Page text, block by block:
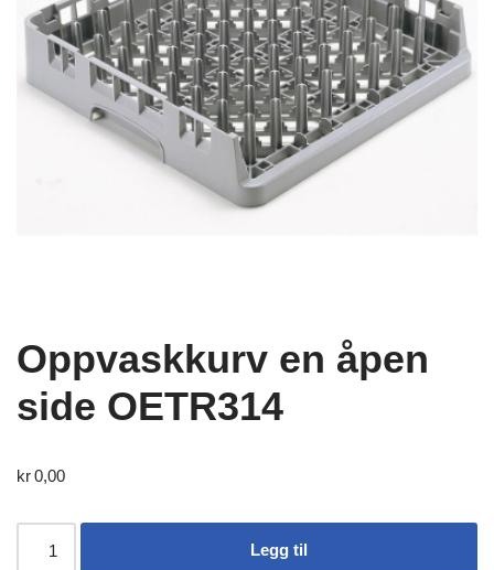
Oppvaskkurv en åpen
side OETR314
kr0,00
Legg til